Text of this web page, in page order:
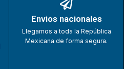
Envios nacionales
Llegamos a toda la República
Mexicana de forma segura.